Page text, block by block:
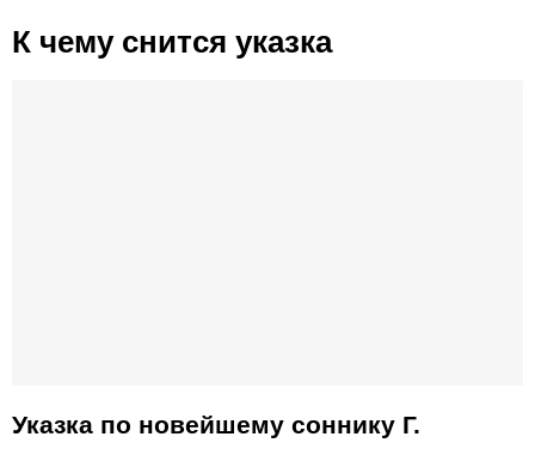
К чему снится указка
Указка по новейшему соннику Г.